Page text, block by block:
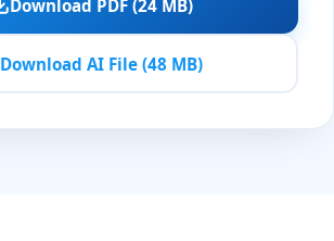
Download PDF (24 MB)
Download AI File (48 MB)